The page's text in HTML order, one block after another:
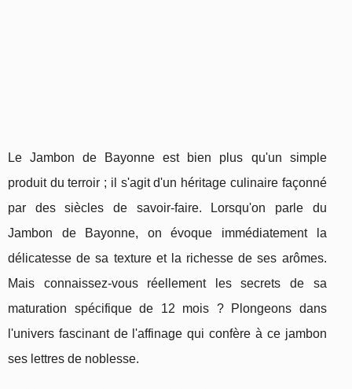
Le Jambon de Bayonne est bien plus qu'un simple
produit du terroir ; il s'agit d'un héritage culinaire façonné
par des siècles de savoir-faire. Lorsqu'on parle du
Jambon de Bayonne, on évoque immédiatement la
délicatesse de sa texture et la richesse de ses arômes.
Mais connaissez-vous réellement les secrets de sa
maturation spécifique de 12 mois ? Plongeons dans
l'univers fascinant de l'affinage qui confère à ce jambon
ses lettres de noblesse.